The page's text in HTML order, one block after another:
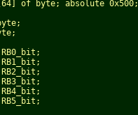
of byte; absolute 0x500;